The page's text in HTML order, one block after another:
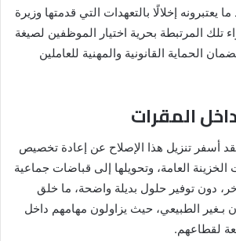
يعتبرونه إخلالًا بالتعهدات التي قدمتها وزيرة
تلك المرتبطة بحرية اختيار الموظفين لصيغة
الحماية القانونية والمهنية للعاملين
المقرات
أسفر تنزيل هذا الإصلاح عن إعادة تخصيص
الخزينة العامة، وتحويلها إلى قباضات جماعية
دون توفير حلول بديلة واضحة، ما خلق
الطبيعي، حيث يزاولون مهامهم داخل
لقطاعهم.